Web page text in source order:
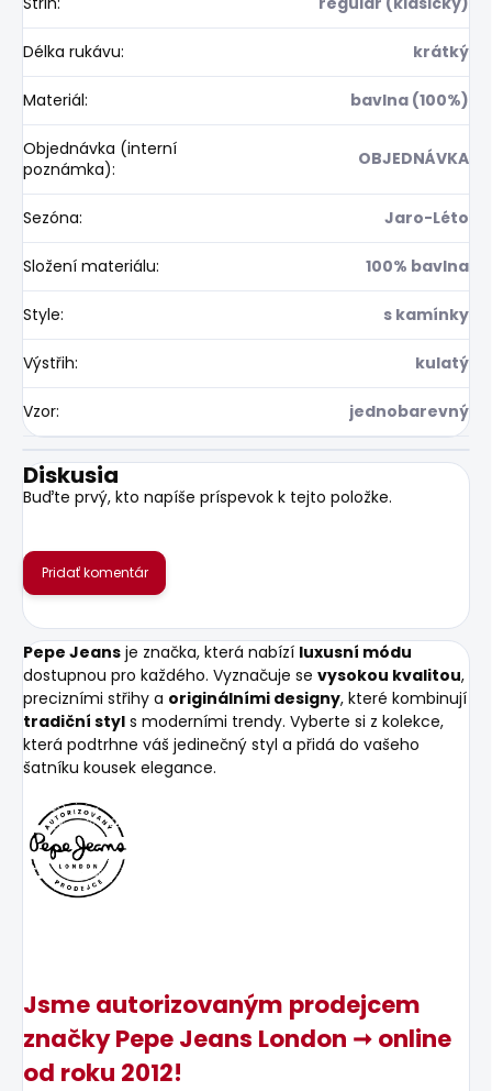
Délka rukávu: krátký
Materiál: bavlna (100%)
Objednávka (interní
poznámka): OBJEDNÁVKA
Sezóna: Jaro-Léto
Složení materiálu: 100% bavlna
Style: s kamínky
Výstřih: kulatý
Vzor: jednobarevný
Diskusia
Buďte prvý, kto napíše príspevok k tejto položke.
Pridať komentár
Pepe Jeans je značka, která nabízí luxusní módu
dostupnou pro každého. Vyznačuje se vysokou kvalitou,
precizními střihy a originálními designy, které kombinují
tradiční styl s moderními trendy. Vyberte si z kolekce,
která podtrhne váš jedinečný styl a přidá do vašeho
šatníku kousek elegance.
Jsme autorizovaným prodejcem
značky Pepe Jeans London ➞ online
od roku 2012!